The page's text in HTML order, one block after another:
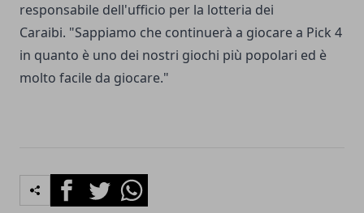
responsabile dell'ufficio per la lotteria dei
Caraibi. "Sappiamo che continuerà a giocare a Pick 4
in quanto è uno dei nostri giochi più popolari ed è
molto facile da giocare."
FacebookTwitterWhatsapp